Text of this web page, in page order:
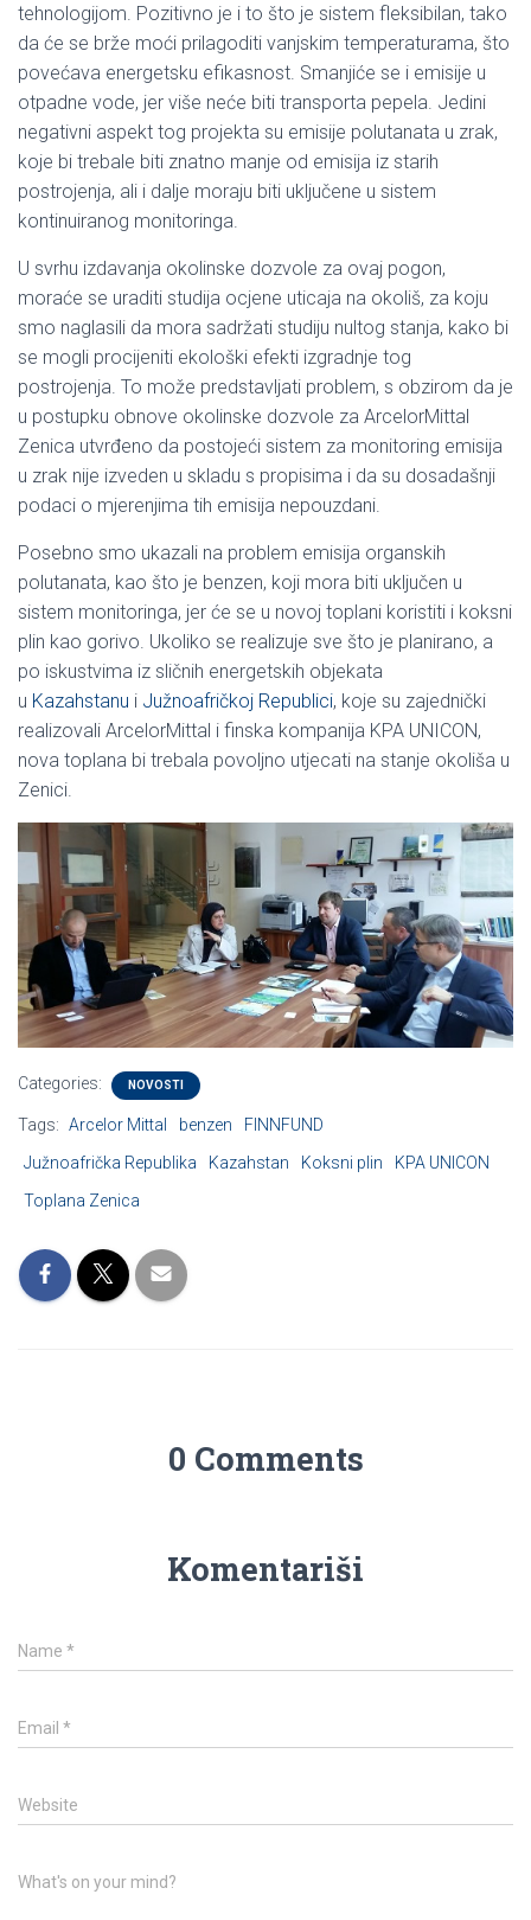
tehnologijom. Pozitivno je i to što je sistem fleksibilan, tako
da će se brže moći prilagoditi vanjskim temperaturama, što
povećava energetsku efikasnost. Smanjiće se i emisije u
otpadne vode, jer više neće biti transporta pepela. Jedini
negativni aspekt tog projekta su emisije polutanata u zrak,
koje bi trebale biti znatno manje od emisija iz starih
postrojenja, ali i dalje moraju biti uključene u sistem
kontinuiranog monitoringa.
U svrhu izdavanja okolinske dozvole za ovaj pogon,
moraće se uraditi studija ocjene uticaja na okoliš, za koju
smo naglasili da mora sadržati studiju nultog stanja, kako bi
se mogli procijeniti ekološki efekti izgradnje tog
postrojenja. To može predstavljati problem, s obzirom da je
u postupku obnove okolinske dozvole za ArcelorMittal
Zenica utvrđeno da postojeći sistem za monitoring emisija
u zrak nije izveden u skladu s propisima i da su dosadašnji
podaci o mjerenjima tih emisija nepouzdani.
Posebno smo ukazali na problem emisija organskih
polutanata, kao što je benzen, koji mora biti uključen u
sistem monitoringa, jer će se u novoj toplani koristiti i koksni
plin kao gorivo. Ukoliko se realizuje sve što je planirano, a
po iskustvima iz sličnih energetskih objekata
u Kazahstanu i Južnoafričkoj Republici, koje su zajednički
realizovali ArcelorMittal i finska kompanija KPA UNICON,
nova toplana bi trebala povoljno utjecati na stanje okoliša u
Zenici.
Categories: NOVOSTI
Tags: Arcelor Mittal benzen
FINNFUND
Južnoafrička Republika
Kazahstan Koksni plin
KPA UNICON
Toplana Zenica
0 Comments
Komentariši
Name *
Email *
Website
What's on your mind?